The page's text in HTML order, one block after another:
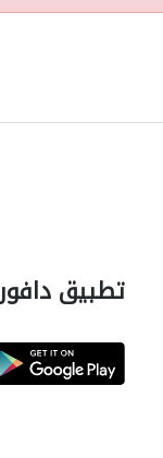
تطبيق دافور